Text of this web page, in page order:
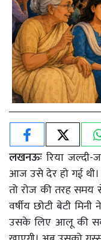
लखनऊःरिया जल्दी-
आज उसे देर हो गई
तो रोज की तरह समय
वर्षीय छोटी बेटी
उसके लिए आलू की